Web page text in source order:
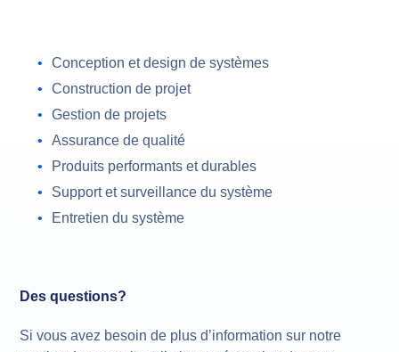
Conception et design de systèmes
Construction de projet
Gestion de projets
Assurance de qualité
Produits performants et durables
Support et surveillance du système
Entretien du système
Des questions?
Si vous avez besoin de plus d’information sur notre